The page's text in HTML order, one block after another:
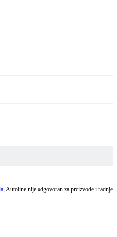
, Autoline nije odgovoran za proizvode i radnje